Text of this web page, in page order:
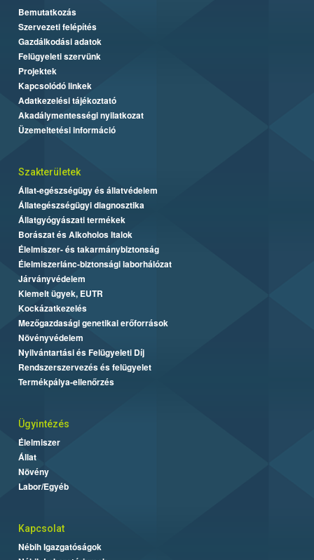
Bemutatkozás
Szervezeti felépítés
Gazdálkodási adatok
Felügyeleti szervünk
Projektek
Kapcsolódó linkek
Adatkezelési tájékoztató
Akadálymentességi nyilatkozat
Üzemeltetési információ
Szakterületek
Állat-egészségügy és állatvédelem
Állategészségügyi diagnosztika
Állatgyógyászati termékek
Borászat és Alkoholos Italok
Élelmiszer- és takarmánybiztonság
Élelmiszerlánc-biztonsági laborhálózat
Járványvédelem
Kiemelt ügyek, EUTR
Kockázatkezelés
Mezőgazdasági genetikai erőforrások
Növényvédelem
Nyilvántartási és Felügyeleti Díj
Rendszerszervezés és felügyelet
Termékpálya-ellenőrzés
Ügyintézés
Élelmiszer
Állat
Növény
Labor/Egyéb
Kapcsolat
Nébih Igazgatóságok